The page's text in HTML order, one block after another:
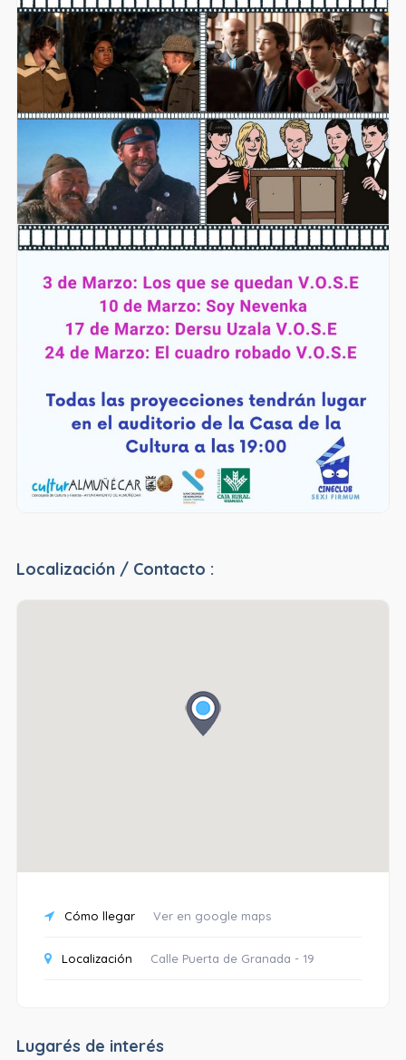
Localización / Contacto :
Cómo llegar Ver en google maps
Localización Calle Puerta de Granada - 19
Lugarés de interés